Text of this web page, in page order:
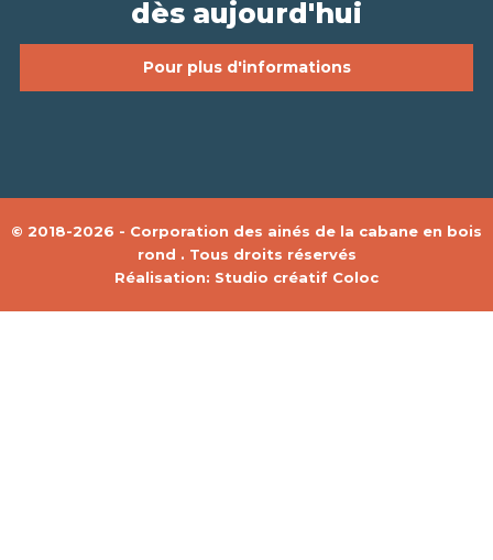
dès aujourd'hui
Pour plus d'informations
© 2018-2026 - Corporation des ainés de la cabane en bois
rond . Tous droits réservés
Réalisation: Studio créatif Coloc